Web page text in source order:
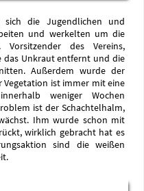
die Jugendlichen und
und werkelten um die
des Vereins,
das Unkraut entfernt und die
Außerdem wurde der
Vegetation ist immer mit eine
weniger Wochen
ist der Schachtelhalm,
Ihm wurde schon mit
wirklich gebracht hat es
sind die weißen